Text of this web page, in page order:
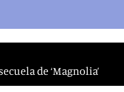
de ‘Magnolia’